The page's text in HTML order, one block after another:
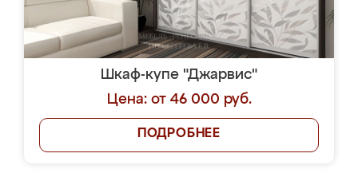
Шкаф-купе "Джарвис"
Цена: от 46 000 руб.
ПОДРОБНЕЕ